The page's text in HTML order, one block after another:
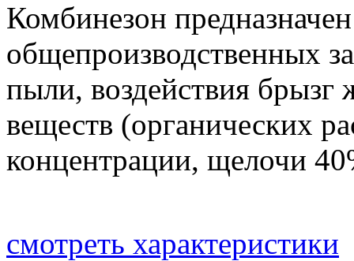
Комбинезон
общепроизводственных
пыли, воздействия
веществ (органических
концентрации, щелочи
смотреть характеристики